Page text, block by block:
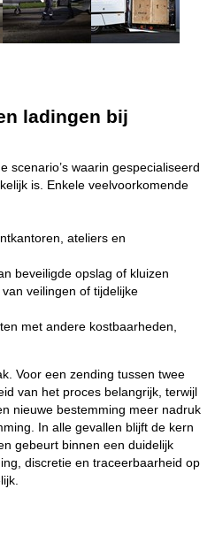
ladingen bij
scenario’s waarin gespecialiseerd
is. Enkele veelvoorkomende
ateliers en
beveiligde opslag of kluizen
veilingen of tijdelijke
met andere kostbaarheden,
Voor een zending tussen twee
van het proces belangrijk, terwijl
nieuwe bestemming meer nadruk
In alle gevallen blijft de kern
gebeurt binnen een duidelijk
discretie en traceerbaarheid op